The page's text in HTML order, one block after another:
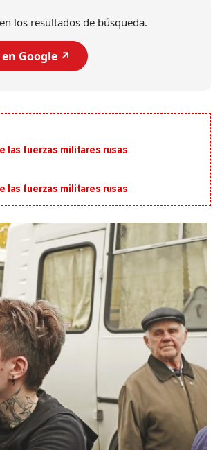
los resultados de búsqueda.
Google ↗️
las fuerzas militares rusas
las fuerzas militares rusas
7,1 se registró este martes 28 de
emergencia de gran